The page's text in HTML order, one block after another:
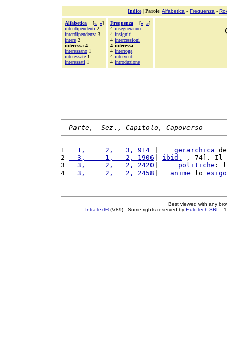
Indice| Parole: Alfabetica - Frequenza -
Alfabetica [« »]
interdipendenti 2
interdipendenza 3
intere 2
interessa 4
interessano 1
interessate 1
interessati 1
Frequenza [« »]
4 insegneranno
4 insigniti
4 intercessioni
4 interessa
4 interroga
4 interventi
4 introduzione
Parte,  Sez., Capitolo, Capoverso
1
  1,     2,   3, 914
gerarchica
2
  3,     1,   2, 1906
ibid.
, 74]. Il
3
  3,     2,   2, 2420
politiche :
4
  3,     2,   2, 2458
anime lo
Best viewed with any
IntraText®(V89) - Some rights reserved by EuloTech SRL -